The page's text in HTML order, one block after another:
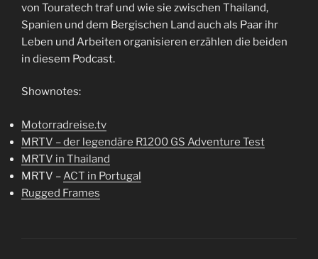
von Touratech traf und wie sie zwischen Thailand,
Spanien und dem Bergischen Land auch als Paar ihr
Leben und Arbeiten organisieren erzählen die beiden
in diesem Podcast.
Shownotes:
Motorradreise.tv
MRTV – der legendäre R1200 GS Adventure Test
MRTV in Thailand
MRTV –ACT in Portugal
Rugged Frames